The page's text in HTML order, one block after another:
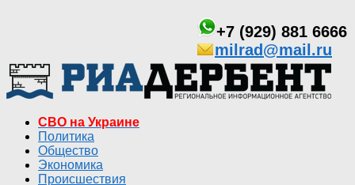
+7 (929) 881 6666
milrad@mail.ru
СВО на Украине
Политика
Общество
Экономика
Происшествия